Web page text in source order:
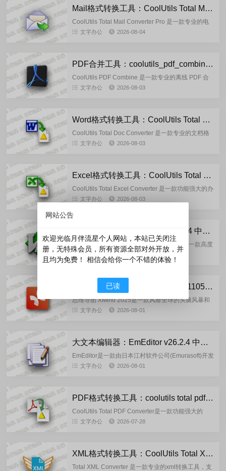
Mail格式转换工具：CoolUtils Total Mail Converter Pro 11.1.0.797 多语便携版
CoolUtils Total Mail Converter Pro 是一款专业的电
子邮件转换工具，能够将 MSG、EML、EMLX、MIM
文字办公 2026-08-04
PDF合并工具：coolutils_pdf_combine_pro_4.2.0.192 多语言便携版
CoolUtils PDF Combine 是一款专业的离线 PDF 合
并工具，不仅能快速整合多个 PDF 文件，专业版还
文字办公 2026-08-03
Word格式转换工具：CoolUtils Total Doc Converter-5.1.0.404 多语言便携版
CoolUtils Total Doc Converter 是一款专业的文档格
式转换工具，可以将各种类型的文档格式相互转换，
文字办公 2026-08-03
Excel格式转换工具：CoolUtils Total Excel Converter-7.1.0.144 多语言便携版
CoolUtils Total Excel Converter 是一款功能强大的办
公工具，支持 XLS、XLSX、XLSM 等多种Excel 及
文字办公 2026-08-03
跨平台文本编辑器：Vim 9.2.0894 中文免费版
GVim是Vim编辑器的图形用户界面版本，是一款高度
可定制的跨平台文本编辑器，广泛用于编程开发与系
统管理场景。※ 核心基础信息GVim由Bram
文字办公 2026-08-03
思维导图：XMind2026-v26.05.01105 去广告绿色版
思维导图 XMind 2025是一款风靡全球的头脑风暴和
思维导图软件,为激发灵感和创意而生.在国内使用广
文字办公 2026-08-01
大文本编辑器：EmEditor v26.2.4 中文绿色版
EmEditor是一款由日本江村软件公司(Emurasoft)开发
的Windows平台轻量专业文本编辑器，是系统记事本
文字办公 2026-08-01
PDF格式转换工具：coolutils total pdf converter 6.5.0.184 多语言便携版
CoolUtils Total PDF Converter是一款功能强大的
PDF文件转换工具。它可以将PDF文件转换为各种格
文字办公 2026-07-28
XML格式转换工具：CoolUtils Total XML Converter 3.2.0.195 多语言便携版
Total XML Converter 是一款专业的xml转换工具，支
网站公告
欢迎光临月伴流星个人网站，本站已关闭注
册，无特殊会员，所有资源全部对外开放，并
且均为免费！ 相信会给你一个不错的体验！
已读